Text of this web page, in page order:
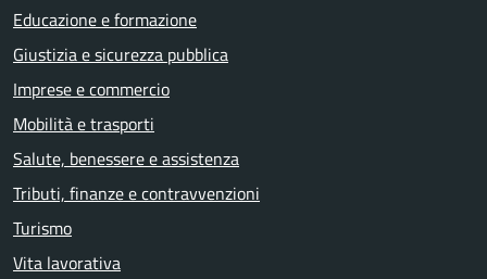
Educazione e formazione
Giustizia e sicurezza pubblica
Imprese e commercio
Mobilità e trasporti
Salute, benessere e assistenza
Tributi, finanze e contravvenzioni
Turismo
Vita lavorativa